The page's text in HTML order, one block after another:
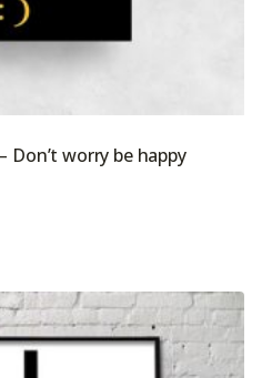
Don’t worry be happy